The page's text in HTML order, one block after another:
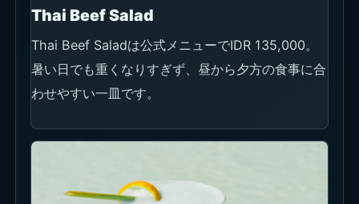
Thai Beef Salad
Thai Beef Saladは公式メニューでIDR 135,000。
暑い日でも重くなりすぎず、昼から夕方の食事に合
わせやすい一皿です。